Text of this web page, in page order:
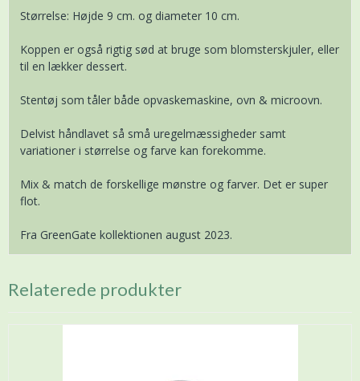
Størrelse: Højde 9 cm. og diameter 10 cm.
Koppen er også rigtig sød at bruge som blomsterskjuler, eller
til en lækker dessert.
Stentøj som tåler både opvaskemaskine, ovn & microovn.
Delvist håndlavet så små uregelmæssigheder samt
variationer i størrelse og farve kan forekomme.
Mix & match de forskellige mønstre og farver. Det er super
flot.
Fra GreenGate kollektionen august 2023.
Relaterede produkter